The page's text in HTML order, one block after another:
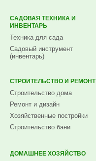
САДОВАЯ ТЕХНИКА И
ИНВЕНТАРЬ
Техника для сада
Садовый инструмент
(инвентарь)
СТРОИТЕЛЬСТВО И РЕМОНТ
Строительство дома
Ремонт и дизайн
Хозяйственные постройки
Строительство бани
ДОМАШНЕЕ ХОЗЯЙСТВО